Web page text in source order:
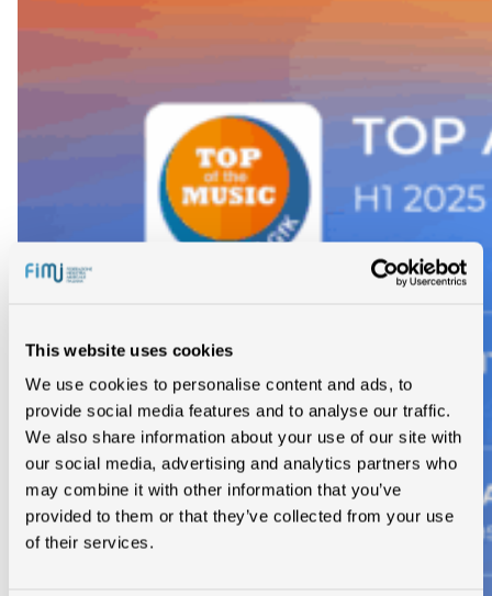
This website uses cookies
We use cookies to personalise content and ads, to
provide social media features and to analyse our traffic.
We also share information about your use of our site with
our social media, advertising and analytics partners who
may combine it with other information that you’ve
provided to them or that they’ve collected from your use
of their services.